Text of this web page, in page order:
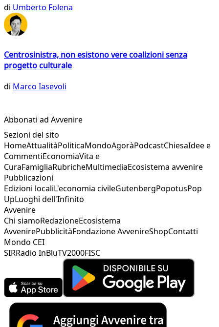
di Umberto Folena
Centrosinistra, non esistono vere coalizioni senza
progetto culturale
di Marco Iasevoli
Abbonati ad Avvenire
Sezioni del sito
HomeAttualitàPoliticaMondoAgoràPodcastChiesaIdee e
CommentiEconomiaVita e
CuraFamigliaRubricheMultimediaEcosistema avvenire
Pubblicazioni
Edizioni localiL'economia civileGutenbergPopotusPop
UpLuoghi dell'Infinito
Avvenire
Chi siamoRedazioneEcosistema
AvvenirePubblicitàFondazione AvvenireShopContatti
Mondo CEI
SIRRadio InBluTV2000FISC